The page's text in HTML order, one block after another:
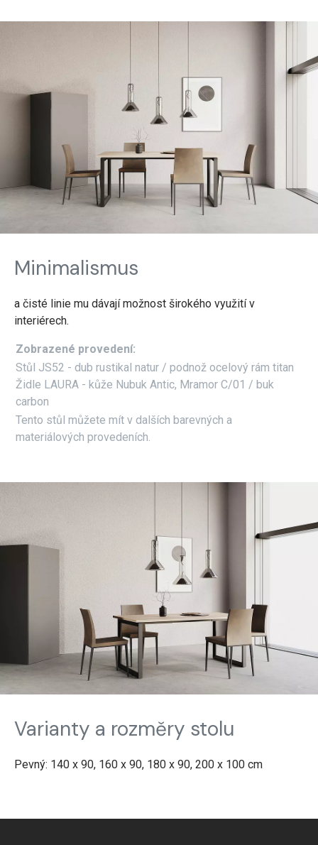
Minimalismus
a čisté linie mu dávají možnost širokého využití v
interiérech.
Zobrazené provedení:
Stůl JS52 - dub rustikal natur / podnož ocelový rám titan
Židle LAURA - kůže Nubuk Antic, Mramor C/01 / buk
carbon
Tento stůl můžete mít v dalších barevných a
materiálových provedeních.
Varianty a rozměry stolu
Pevný: 140 x 90, 160 x 90, 180 x 90, 200 x 100 cm